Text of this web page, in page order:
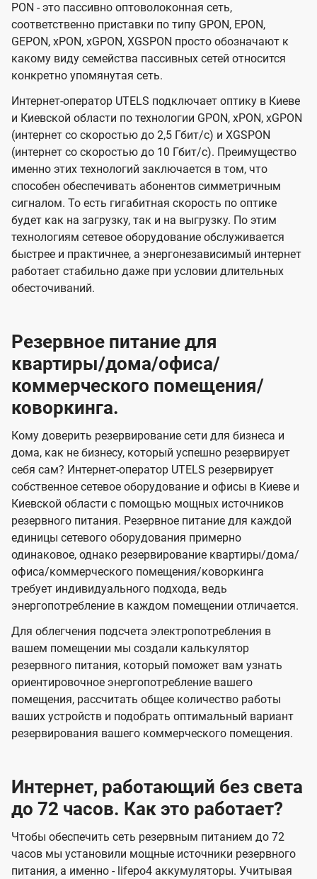
PON - это пассивно оптоволоконная сеть,
соответственно приставки по типу GPON, EPON,
GEPON, xPON, xGPON, XGSPON просто обозначают к
какому виду семейства пассивных сетей относится
конкретно упомянутая сеть.
Интернет-оператор UTELS подключает оптику в Киеве
и Киевской области по технологии GPON, xPON, xGPON
(интернет со скоростью до 2,5 Гбит/с) и XGSPON
(интернет со скоростью до 10 Гбит/с). Преимущество
именно этих технологий заключается в том, что
способен обеспечивать абонентов симметричным
сигналом. То есть гигабитная скорость по оптике
будет как на загрузку, так и на выгрузку. По этим
технологиям сетевое оборудование обслуживается
быстрее и практичнее, а энергонезависимый интернет
работает стабильно даже при условии длительных
обесточиваний.
Резервное питание для
квартиры/дома/офиса/
коммерческого помещения/
коворкинга.
Кому доверить резервирование сети для бизнеса и
дома, как не бизнесу, который успешно резервирует
себя сам? Интернет-оператор UTELS резервирует
собственное сетевое оборудование и офисы в Киеве и
Киевской области с помощью мощных источников
резервного питания. Резервное питание для каждой
единицы сетевого оборудования примерно
одинаковое, однако резервирование квартиры/дома/
офиса/коммерческого помещения/коворкинга
требует индивидуального подхода, ведь
энергопотребление в каждом помещении отличается.
Для облегчения подсчета электропотребления в
вашем помещении мы создали калькулятор
резервного питания, который поможет вам узнать
ориентировочное энергопотребление вашего
помещения, рассчитать общее количество работы
ваших устройств и подобрать оптимальный вариант
резервирования вашего коммерческого помещения.
Интернет, работающий без света
до 72 часов. Как это работает?
Чтобы обеспечить сеть резервным питанием до 72
часов мы установили мощные источники резервного
питания, а именно - lifepo4 аккумуляторы. Учитывая